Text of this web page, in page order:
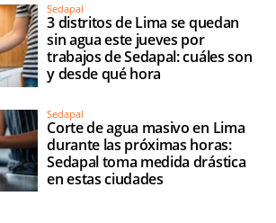
Sedapal
3 distritos de Lima se quedan
sin agua este jueves por
trabajos de Sedapal: cuáles son
y desde qué hora
Sedapal
Corte de agua masivo en Lima
durante las próximas horas:
Sedapal toma medida drástica
en estas ciudades